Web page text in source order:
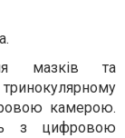
мазків та
камерою.
з цифровою